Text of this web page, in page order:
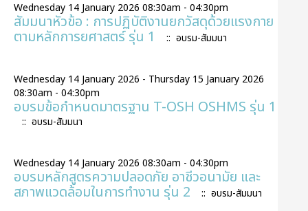
Wednesday 14 January 2026 08:30am - 04:30pm
สัมมนาหัวข้อ : การปฏิบัติงานยกวัสดุด้วยแรงกาย
ตามหลักการยศาสตร์ รุ่น 1 :: อบรม-สัมมนา
Wednesday 14 January 2026 - Thursday 15 January 2026
08:30am - 04:30pm
อบรมข้อกำหนดมาตรฐาน T-OSH OSHMS รุ่น 1
:: อบรม-สัมมนา
Wednesday 14 January 2026 08:30am - 04:30pm
อบรมหลักสูตรความปลอดภัย อาชีวอนามัย และ
สภาพแวดล้อมในการทำงาน รุ่น 2 :: อบรม-สัมมนา